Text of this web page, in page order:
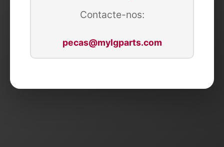
Contacte-nos:
pecas@mylgparts.com